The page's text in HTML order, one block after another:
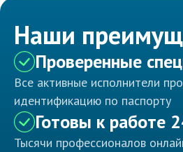
Наши
Проверенные
Все активные исполнители
идентификацию по паспорту
Готовы к работе
Тысячи профессионалов